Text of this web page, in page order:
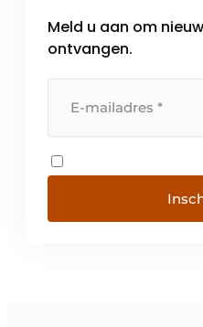
Meld u aan om
ontvangen.